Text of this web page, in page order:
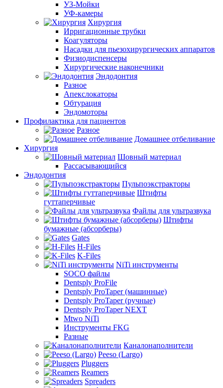
УЗ-Мойки
УФ-камеры
Хирургия
Ирригационные трубки
Коагуляторы
Насадки для пьезохирургических аппаратов
Физиодиспенсеры
Хирургические наконечники
Эндодонтия
Разное
Апекслокаторы
Обтурация
Эндомоторы
Профилактика для пациентов
Разное
Домашнее отбеливание
Хирургия
Шовный материал
Рассасывающийся
Эндодонтия
Пульпоэкстракторы
Штифты
гуттаперчивые
Файлы для ультразвука
Штифты
бумажные (абсорберы)
Gates
H-Files
K-Files
NiTi инструменты
SOCO файлы
Dentsply ProFile
Dentsply ProTaper (машинные)
Dentsply ProTaper (ручные)
Dentsply ProTaper NEXT
Mtwo NiTi
Инструменты FKG
Разные
Каналонаполнители
Peeso (Largo)
Pluggers
Reamers
Spreaders